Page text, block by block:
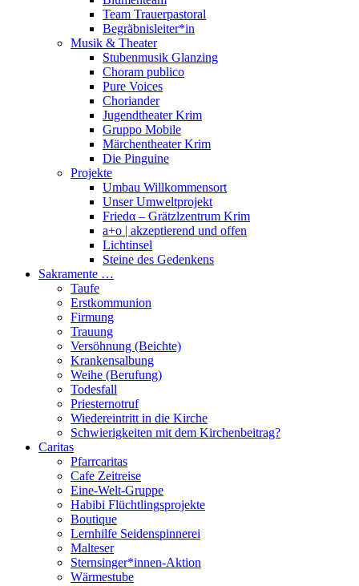
Team Trauerpastoral
Begräbnisleiter*in
Musik & Theater
Stubenmusik Glanzing
Choram publico
Pure Voices
Choriander
Jugendtheater Krim
Gruppo Mobile
Märchentheater Krim
Die Pinguine
Projekte
Umbau Willkommensort
Unser Umweltprojekt
Friedα – Grätzlzentrum Krim
a+o | akzeptierend und offen
Lichtinsel
Steine des Gedenkens
Sakramente …
Taufe
Erstkommunion
Firmung
Trauung
Versöhnung (Beichte)
Krankensalbung
Weihe (Berufung)
Todesfall
Priesternotruf
Wiedereintritt in die Kirche
Schwierigkeiten mit dem Kirchenbeitrag?
Caritas
Pfarrcaritas
Cafe Zeitreise
Eine-Welt-Gruppe
Habibi Flüchtlingsprojekte
Boutique
Lernhilfe Seidenspinnerei
Malteser
Sternsinger*innen-Aktion
Wärmestube